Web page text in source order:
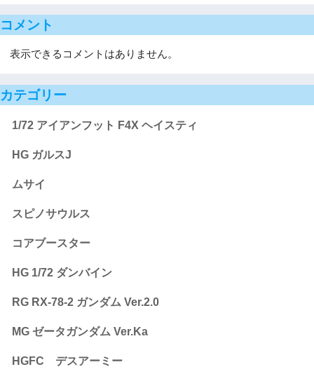
コメント
表示できるコメントはありません。
カテゴリー
1/72 アイアンフット F4X ヘイスティ
HG ガルスJ
ムサイ
スピノサウルス
コアブースター
HG 1/72 ダンバイン
RG RX-78-2 ガンダム Ver.2.0
MG ゼータガンダム Ver.Ka
HGFC デスアーミー